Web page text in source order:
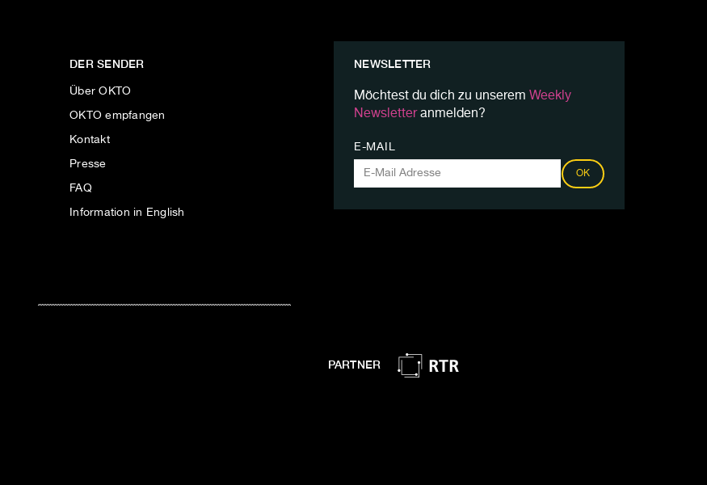
DER SENDER
Über OKTO
OKTO empfangen
Kontakt
Presse
FAQ
Information in English
NEWSLETTER
Möchtest du dich zu unserem Weekly
Newsletteranmelden?
E-MAIL
OK
PARTNER